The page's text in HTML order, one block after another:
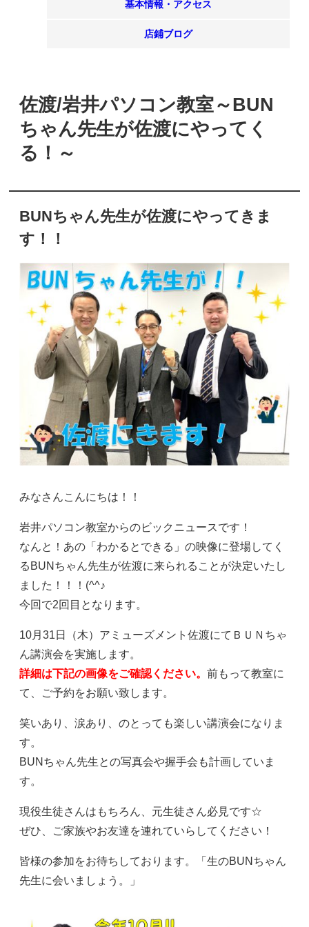
基本情報・アクセス
店鋪ブログ
佐渡/岩井パソコン教室～BUN
ちゃん先生が佐渡にやってく
る！～
BUNちゃん先生が佐渡にやってきま
す！！
みなさんこんにちは！！
岩井パソコン教室からのビックニュースです！
なんと！あの「わかるとできる」の映像に登場してく
るBUNちゃん先生が佐渡に来られることが決定いたし
ました！！！(^^♪
今回で2回目となります。
10月31日（木）アミューズメント佐渡にてＢＵＮちゃ
ん講演会を実施します。
詳細は下記の画像をご確認ください。 前もって教室に
て、ご予約をお願い致します。
笑いあり、涙あり、のとっても楽しい講演会になりま
す。
BUNちゃん先生との写真会や握手会も計画していま
す。
現役生徒さんはもちろん、元生徒さん必見です☆
ぜひ、ご家族やお友達を連れていらしてください！
皆様の参加をお待ちしております。「生のBUNちゃん
先生に会いましょう。」